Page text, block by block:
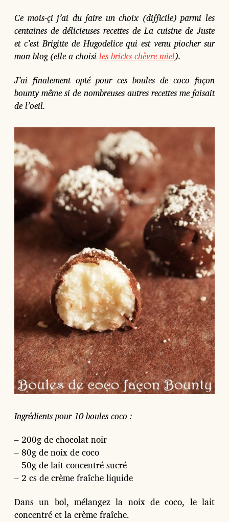
u
b
l
i
c
t
i
o
n
Ce mois-çi j’ai du faire un choix (difficile) parmi les
centaines de délicieuses recettes de La cuisine de Juste
et c’est Brigitte de Hugodelice qui est venu piocher sur
mon blog (elle a choisiles bricks chèvre-miel).
J’ai finalement opté pour ces boules de coco façon
bounty même si de nombreuses autres recettes me faisait
de l’oeil.
Ingrédients pour 10 boules coco :
– 200g de chocolat noir
– 80g de noix de coco
– 50g de lait concentré sucré
– 2 cs de crème fraîche liquide
Dans un bol, mélangez la noix de coco, le lait
concentré et la crème fraîche.